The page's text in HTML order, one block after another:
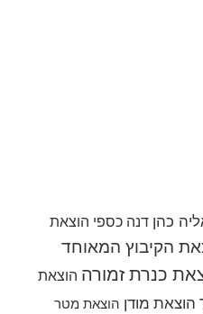
כהן דנה כספי הוצאת
הקיבוץ המאוחד
כנרת זמורה הוצאת
הוצאת מודן הוצאת מטר